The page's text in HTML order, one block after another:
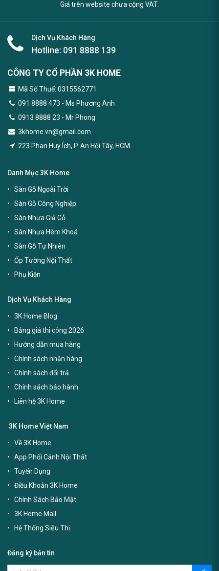
Giá trên website chưa cộng VAT.
Dịch Vụ Khách Hàng
Hotline: 091 8888 139
CÔNG TY CỔ PHẦN 3K HOME
Mã Số Thuế: 0315562771
091 8888 473 - Ms Phương Anh
0913 8888 23 - Mr Phong
3khome.vn@gmail.com
223 Phan Huy Ích, P. An Hội Tây, HCM
Danh Mục 3K Home
Sàn Gỗ Ngoài Trời
Sàn Gỗ Công Nghiệp
Sàn Nhựa Giả Gỗ
Sàn Nhựa Hèm Khoá
Sàn Gỗ Tự Nhiên
Ốp Tường Nội Thất
Phụ Kiện
Dịch Vụ Khách Hàng
3K Home Blog
Bảng giá thi công 2026
Hướng dẫn mua hàng
Chính sách nhận hàng
Chính sách đổi trả
Chính sách bảo hành
Liên hệ 3K Home
3K Home Việt Nam
Về 3K Home
App Phối Cảnh Nội Thất
Tuyển Dụng
Điều Khoản 3K Home
Chính Sách Bảo Mật
3K Home Mall
Hệ Thống Siêu Thị
Đăng ký bản tin